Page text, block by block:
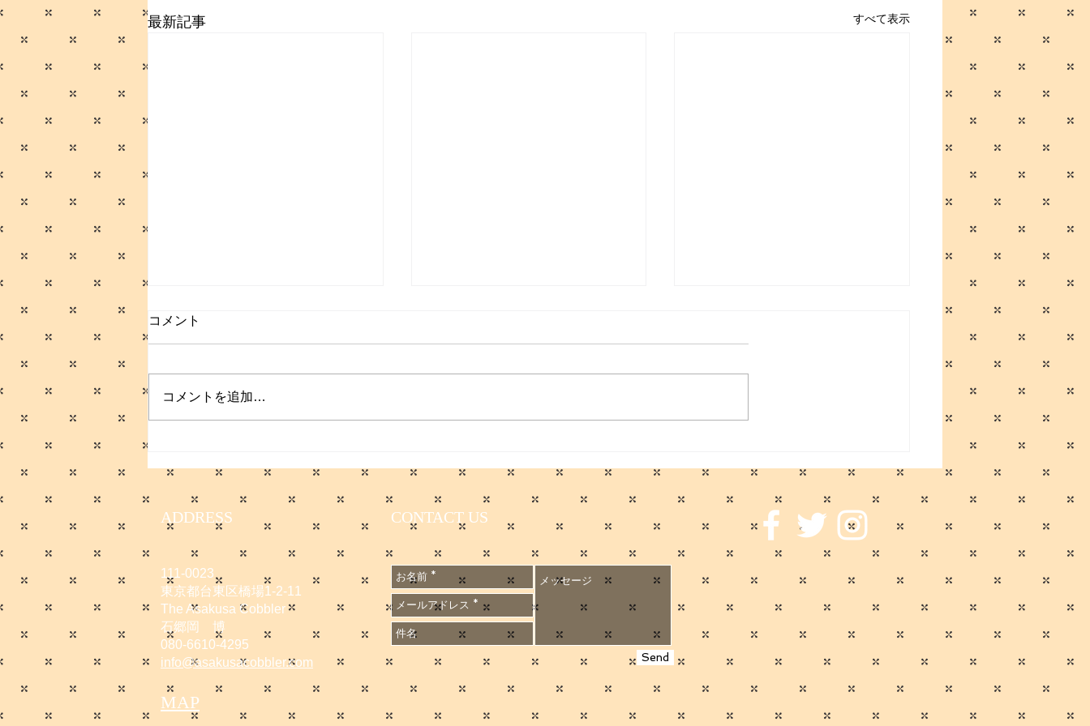
最新記事 すべて表示
サマーセールのお知らせ
まで
せ
コメント
コメントを追加…
ADDRESS CONTACT US
111-0023
東京都台東区橋場1-2-11
The Asakusa Cobbler
石郷岡 博
080-6610-4295
info@asakusacobbler.com
MAP
Send